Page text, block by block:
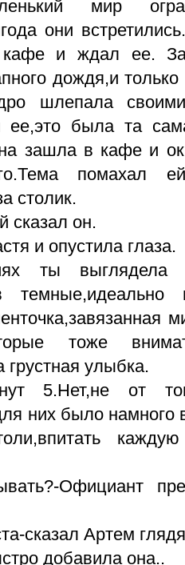
мир
они
кафе и ждал ее.
дождя,и
шлепала
была та
зашла в кафе и
помахал
столик.
сказал он.
и опустила глаза.
ты выглядела
тоже
грустная улыбка.
5.Нет,не от
них было намного
Официант
сказал Артем
добавила она..